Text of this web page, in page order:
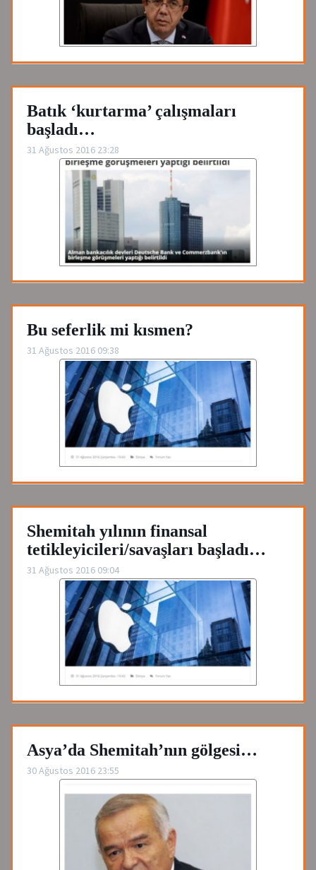
Batık ‘kurtarma’ çalışmaları
başladı…
31 Ağustos 2016 23:28
Bu seferlik mi kısmen?
31 Ağustos 2016 09:38
Shemitah yılının finansal
tetikleyicileri/savaşları başladı…
31 Ağustos 2016 09:04
Asya’da Shemitah’nın gölgesi…
30 Ağustos 2016 23:55